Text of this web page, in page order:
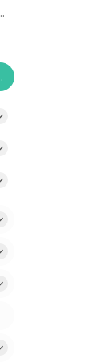
do ogrzewania
solarium